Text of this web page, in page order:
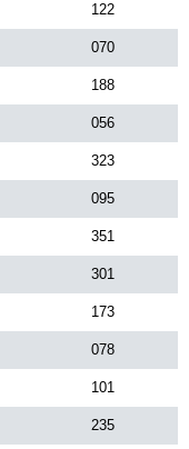
122
070
188
056
323
095
351
301
173
078
101
235